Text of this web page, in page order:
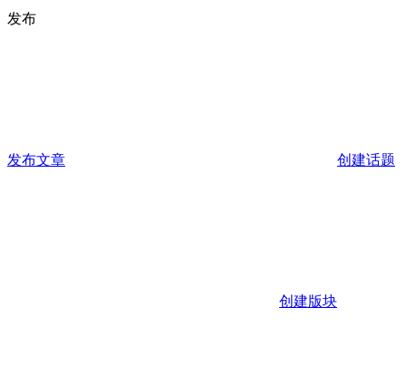
发布
发布文章 创建话题
创建版块